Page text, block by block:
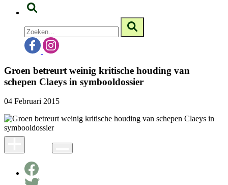
Groen betreurt weinig kritische houding van
schepen Claeys in symbooldossier
04 Februari 2015